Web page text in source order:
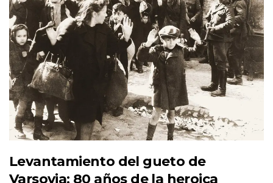
Levantamiento del gueto de
Varsovia: 80 años de la heroica